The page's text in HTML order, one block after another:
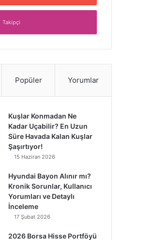
Takipçi
Popüler Yorumlar
Kuşlar Konmadan Ne
Kadar Uçabilir? En Uzun
Süre Havada Kalan Kuşlar
Şaşırtıyor!
15 Haziran 2026
Hyundai Bayon Alınır mı?
Kronik Sorunlar, Kullanıcı
Yorumları ve Detaylı
İnceleme
17 Şubat 2026
2026 Borsa Hisse Portföyü